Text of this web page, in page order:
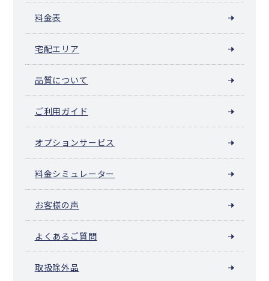
料金表
宅配エリア
品質について
ご利用ガイド
オプションサービス
料金シミュレーター
お客様の声
よくあるご質問
取扱除外品